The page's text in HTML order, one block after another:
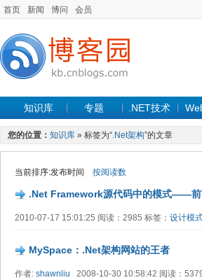
首页 新闻 博问 会员
知识库 专题 .NET技术
您的位置： 知识库 » 标签为“.Net架构”的文章
当前排序:发布时间 按阅读数
.Net Framework源代码中的模式——
2010-07-17 15:01:25 阅读：2985 标签： 设计模
MySpace：.Net架构网站的王者
作者: shawnliu 2008-10-30 10:58:42 阅读：